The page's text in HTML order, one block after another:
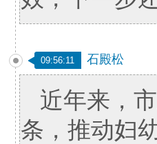
09:56:11 石殿松
近年来，
条，推动妇